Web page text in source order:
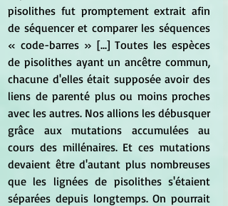
pisolithes fut promptement extrait afin
de séquencer et comparer les séquences
« code-barres » [...] Toutes les espèces
de pisolithes ayant un ancêtre commun,
chacune d'elles était supposée avoir des
liens de parenté plus ou moins proches
avec les autres. Nos allions les débusquer
grâce aux mutations accumulées au
cours des millénaires. Et ces mutations
devaient être d'autant plus nombreuses
que les lignées de pisolithes s'étaient
séparées depuis longtemps. On pourrait